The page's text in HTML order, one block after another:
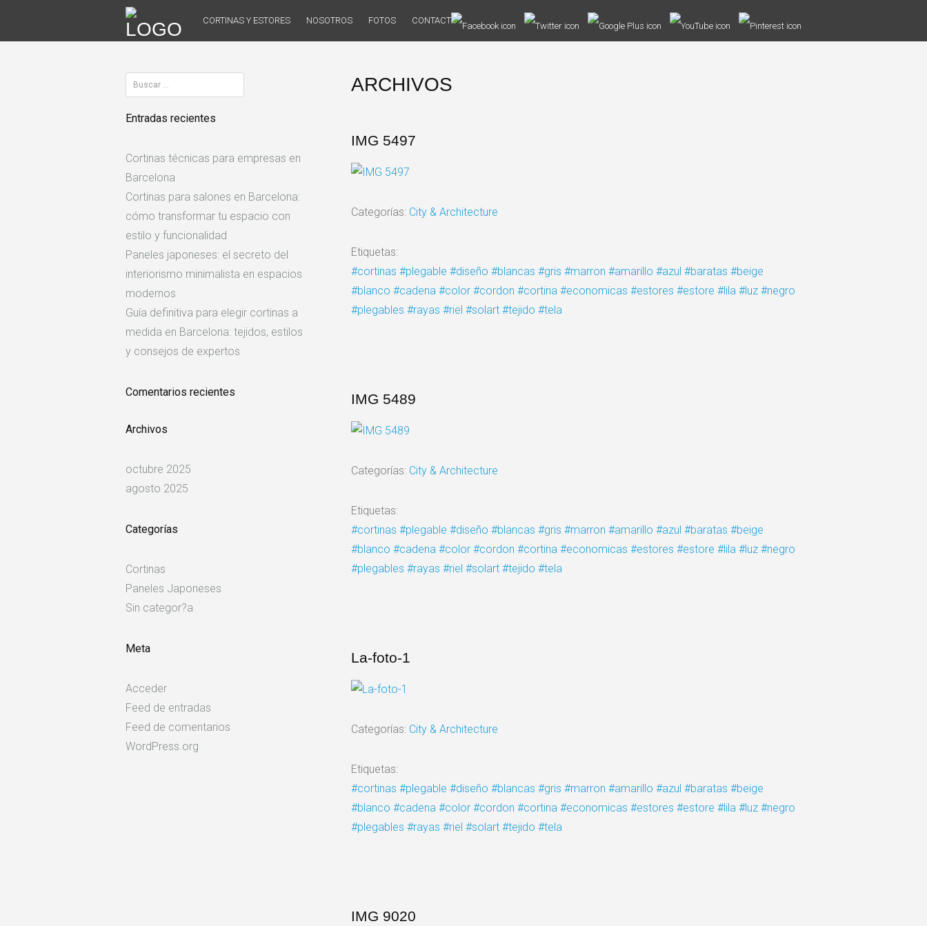
CORTINAS Y ESTORES NOSOTROS FOTOS CONTACTO
ARCHIVOS
IMG 5497
Categorías: City & Architecture
Etiquetas:
#cortinas #plegable #diseño #blancas #gris #marron #amarillo #azul #baratas #beige
#blanco #cadena #color #cordon #cortina #economicas #estores #estore #lila #luz #negro
#plegables #rayas #riel #solart #tejido #tela
IMG 5489
Categorías: City & Architecture
Etiquetas:
#cortinas #plegable #diseño #blancas #gris #marron #amarillo #azul #baratas #beige
#blanco #cadena #color #cordon #cortina #economicas #estores #estore #lila #luz #negro
#plegables #rayas #riel #solart #tejido #tela
La-foto-1
Categorías: City & Architecture
Etiquetas:
#cortinas #plegable #diseño #blancas #gris #marron #amarillo #azul #baratas #beige
#blanco #cadena #color #cordon #cortina #economicas #estores #estore #lila #luz #negro
#plegables #rayas #riel #solart #tejido #tela
IMG 9020
Buscar:
Entradas recientes
Cortinas técnicas para empresas en
Barcelona
Cortinas para salones en Barcelona:
cómo transformar tu espacio con
estilo y funcionalidad
Paneles japoneses: el secreto del
interiorismo minimalista en espacios
modernos
Guía definitiva para elegir cortinas a
medida en Barcelona: tejidos, estilos
y consejos de expertos
Comentarios recientes
Archivos
octubre 2025
agosto 2025
Categorías
Cortinas
Paneles Japoneses
Sin categor?a
Meta
Acceder
Feed de entradas
Feed de comentarios
WordPress.org